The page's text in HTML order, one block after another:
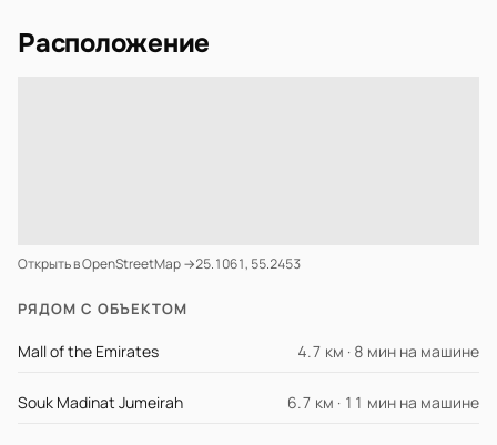
Расположение
Открыть в OpenStreetMap →25.1061, 55.2453
РЯДОМ С ОБЪЕКТОМ
Mall of the Emirates 4.7 км · 8 мин на машине
Souk Madinat Jumeirah 6.7 км · 11 мин на машине